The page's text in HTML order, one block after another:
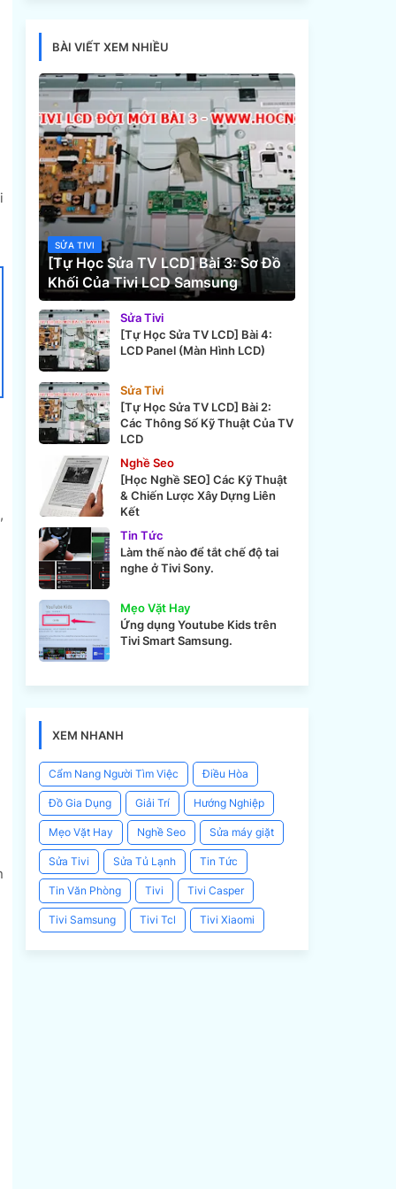
BÀI VIẾT XEM NHIỀU
SỬA TIVI
[Tự Học Sửa TV LCD] Bài 3: Sơ Đồ
Khối Của Tivi LCD Samsung
Sửa Tivi
[Tự Học Sửa TV LCD] Bài 4:
LCD Panel (Màn Hình LCD)
Sửa Tivi
[Tự Học Sửa TV LCD] Bài 2:
Các Thông Số Kỹ Thuật Của TV
LCD
Nghề Seo
[Học Nghề SEO] Các Kỹ Thuật
& Chiến Lược Xây Dựng Liên
Kết
Tin Tức
Làm thế nào để tắt chế độ tai
nghe ở Tivi Sony.
Mẹo Vặt Hay
Ứng dụng Youtube Kids trên
Tivi Smart Samsung.
XEM NHANH
Cẩm Nang Người Tìm Việc Điều Hòa
Đồ Gia Dụng Giải Trí Hướng Nghiệp
Mẹo Vặt Hay Nghề Seo Sửa máy giặt
Sửa Tivi Sửa Tủ Lạnh Tin Tức
Tin Văn Phòng Tivi Tivi Casper
Tivi Samsung Tivi Tcl Tivi Xiaomi